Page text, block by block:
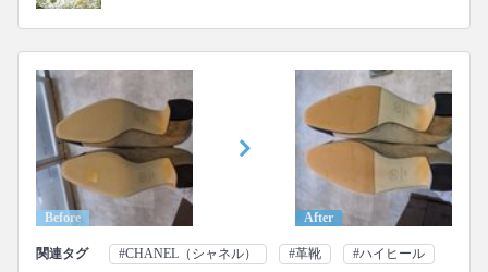
Before After
関連タグ #CHANEL（シャネル） #革靴 #ハイヒール